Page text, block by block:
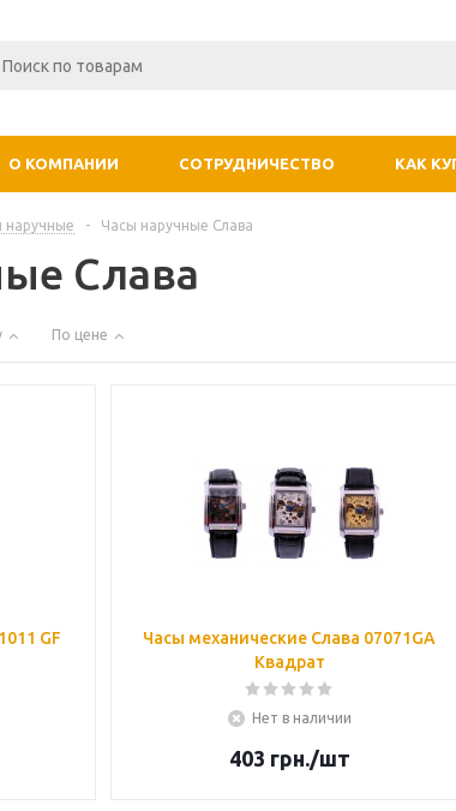
О КОМПАНИИ СОТРУДНИЧЕСТВО КАК
наручные - Часы наручные Слава
Слава
По цене
GF
Часы механические Слава 07071GA
Квадрат
Нет в наличии
403 грн./шт